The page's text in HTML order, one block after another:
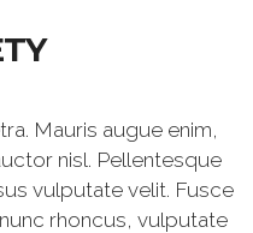
Mauris augue enim,
nisl. Pellentesque
vulputate velit. Fusce
rhoncus, vulputate